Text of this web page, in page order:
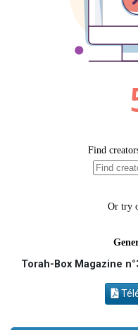
Il
Eva
Eli vient
Lisbel
Torah-Box Magazine